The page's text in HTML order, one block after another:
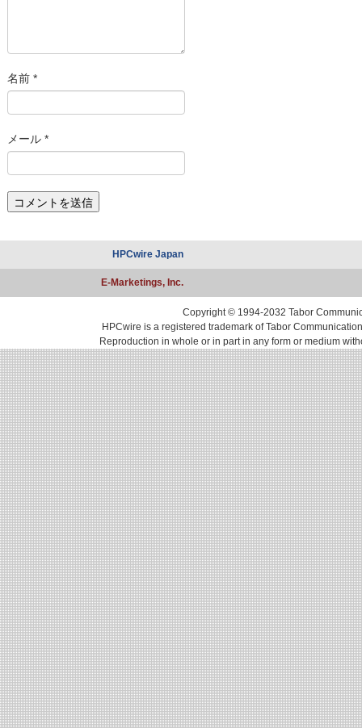
名前 *
メール *
HPCwire Japan
E-Marketings, Inc.
Copyright © 1994-2032 Tabor
HPCwire is a registered trademark of Tabor
Reproduction in whole or in part in any form or medium